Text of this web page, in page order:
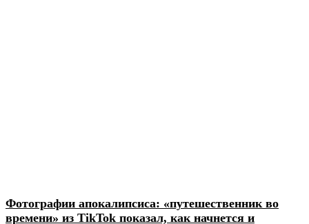
Фотографии апокалипсиса: «путешественник во
времени» из TikTok показал, как начнется и